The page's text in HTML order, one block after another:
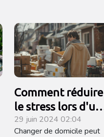
Comment réduire
le stress lors d'un
changement de
29 juin 2024 02:04
Changer de domicile peut